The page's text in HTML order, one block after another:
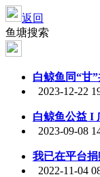
返回
鱼塘搜索
白鲸鱼同“甘
2023-12-22
白鲸鱼公益 I
2023-09-08
我已在平台捐
2022-11-04